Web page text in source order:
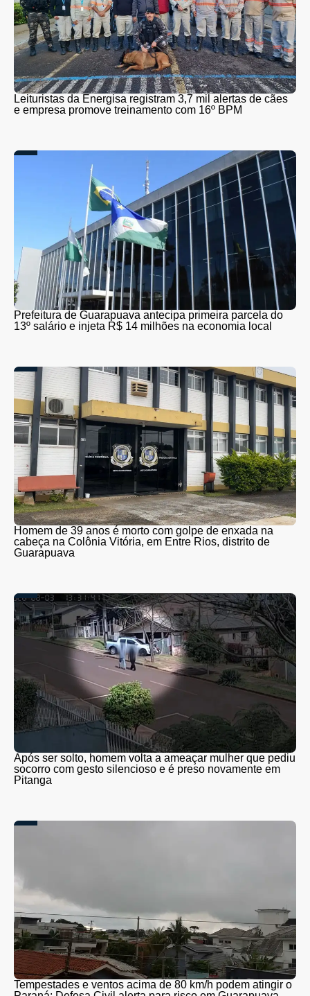
Leituristas da Energisa registram 3,7 mil alertas de cães
e empresa promove treinamento com 16º BPM
Prefeitura de Guarapuava antecipa primeira parcela do
13º salário e injeta R$ 14 milhões na economia local
Homem de 39 anos é morto com golpe de enxada na
cabeça na Colônia Vitória, em Entre Rios, distrito de
Guarapuava
Após ser solto, homem volta a ameaçar mulher que pediu
socorro com gesto silencioso e é preso novamente em
Pitanga
Tempestades e ventos acima de 80 km/h podem atingir o